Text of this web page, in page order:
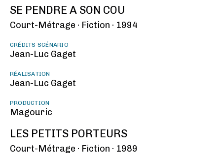
SE PENDRE A SON COU
Court-Métrage · Fiction · 1994
CRÉDITS SCÉNARIO
Jean-Luc Gaget
RÉALISATION
Jean-Luc Gaget
PRODUCTION
Magouric
LES PETITS PORTEURS
Court-Métrage · Fiction · 1989